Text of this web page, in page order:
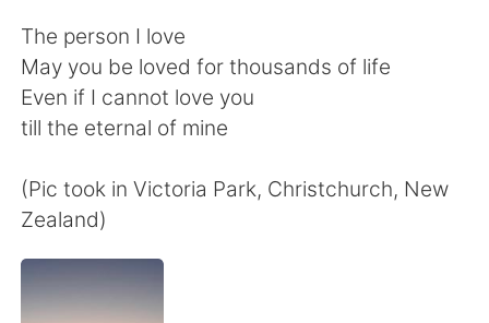
Türkçe
Português
The person I love
May you be loved for thousands of life
Even if I cannot love you
till the eternal of mine
(Pic took in Victoria Park, Christchurch, New
Zealand)